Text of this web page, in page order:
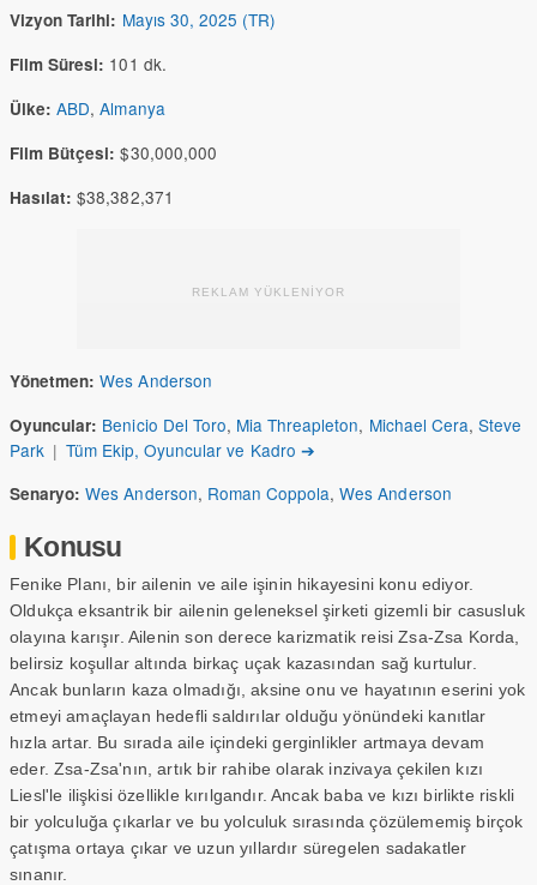
Vizyon Tarihi: Mayıs 30, 2025 (TR)
Film Süresi: 101 dk.
Ülke: ABD,Almanya
Film Bütçesi: $30,000,000
Hasılat: $38,382,371
REKLAM YÜKLENİYOR
Yönetmen: Wes Anderson
Oyuncular: Benicio Del Toro, Mia Threapleton, Michael Cera, Steve
Park | Tüm Ekip, Oyuncular ve Kadro ➔
Senaryo: Wes Anderson, Roman Coppola,Wes Anderson
Konusu
Fenike Planı, bir ailenin ve aile işinin hikayesini konu ediyor.
Oldukça eksantrik bir ailenin geleneksel şirketi gizemli bir casusluk
olayına karışır. Ailenin son derece karizmatik reisi Zsa-Zsa Korda,
belirsiz koşullar altında birkaç uçak kazasından sağ kurtulur.
Ancak bunların kaza olmadığı, aksine onu ve hayatının eserini yok
etmeyi amaçlayan hedefli saldırılar olduğu yönündeki kanıtlar
hızla artar. Bu sırada aile içindeki gerginlikler artmaya devam
eder. Zsa-Zsa'nın, artık bir rahibe olarak inzivaya çekilen kızı
Liesl'le ilişkisi özellikle kırılgandır. Ancak baba ve kızı birlikte riskli
bir yolculuğa çıkarlar ve bu yolculuk sırasında çözülememiş birçok
çatışma ortaya çıkar ve uzun yıllardır süregelen sadakatler
sınanır.